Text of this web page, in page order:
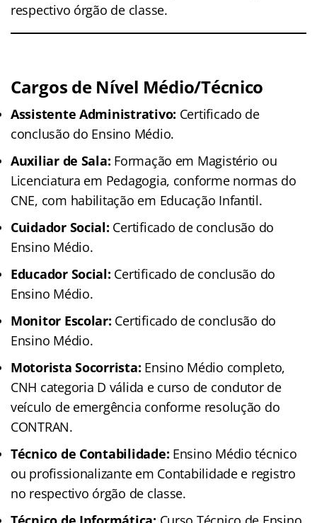
respectivo órgão de classe.
Cargos de Nível Médio/Técnico
Assistente Administrativo: Certificado de
conclusão do Ensino Médio.
Auxiliar de Sala: Formação em Magistério ou
Licenciatura em Pedagogia, conforme normas do
CNE, com habilitação em Educação Infantil.
Cuidador Social: Certificado de conclusão do
Ensino Médio.
Educador Social: Certificado de conclusão do
Ensino Médio.
Monitor Escolar: Certificado de conclusão do
Ensino Médio.
Motorista Socorrista: Ensino Médio completo,
CNH categoria D válida e curso de condutor de
veículo de emergência conforme resolução do
CONTRAN.
Técnico de Contabilidade: Ensino Médio técnico
ou profissionalizante em Contabilidade e registro
no respectivo órgão de classe.